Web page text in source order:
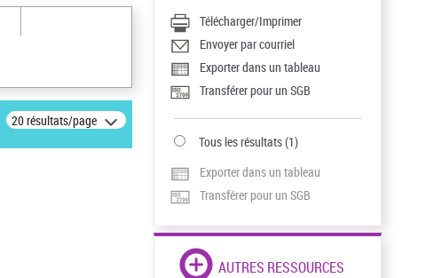
20 résultats/page
Télécharger/Imprimer
Envoyer par courriel
Exporter dans un tableau
Transférer pour un SGB
Tous les résultats(1)
Exporter dans un tableau
Transférer pour un SGB
AUTRES RESSOURCES